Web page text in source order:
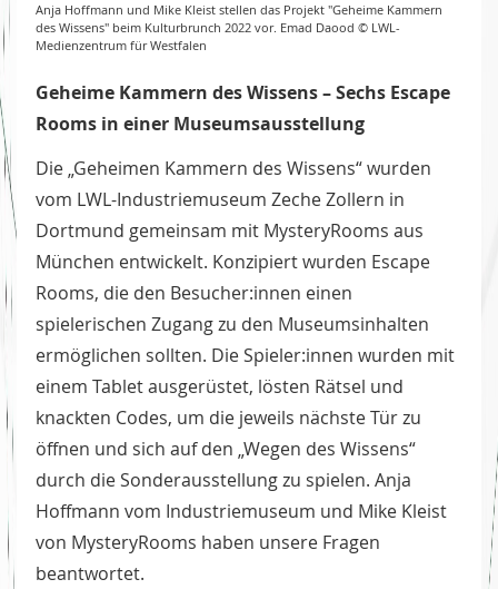
Anja Hoffmann und Mike Kleist stellen das Projekt "Geheime Kammern
des Wissens" beim Kulturbrunch 2022 vor. Emad Daood © LWL-
Medienzentrum für Westfalen
Geheime Kammern des Wissens – Sechs Escape
Rooms in einer Museumsausstellung
Die „Geheimen Kammern des Wissens“ wurden
vom LWL-Industriemuseum Zeche Zollern in
Dortmund gemeinsam mit MysteryRooms aus
München entwickelt. Konzipiert wurden Escape
Rooms, die den Besucher:innen einen
spielerischen Zugang zu den Museumsinhalten
ermöglichen sollten. Die Spieler:innen wurden mit
einem Tablet ausgerüstet, lösten Rätsel und
knackten Codes, um die jeweils nächste Tür zu
öffnen und sich auf den „Wegen des Wissens“
durch die Sonderausstellung zu spielen. Anja
Hoffmann vom Industriemuseum und Mike Kleist
von MysteryRooms haben unsere Fragen
beantwortet.